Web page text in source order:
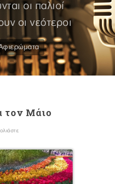
οι παλιοί
οι νεότεροι
τον Μάιο